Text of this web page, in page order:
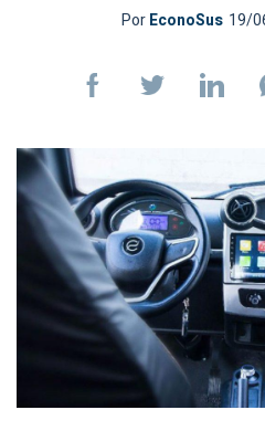
PorEconoSus 19/